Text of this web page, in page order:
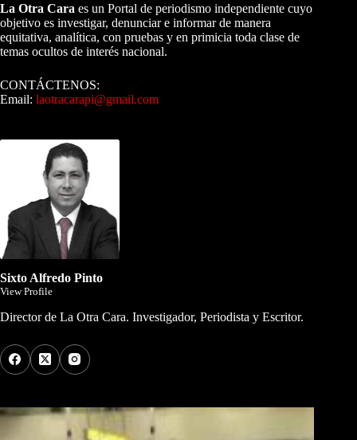
La Otra Cara es un Portal de periodismo independiente cuyo
objetivo es investigar, denunciar e informar de manera
equitativa, analítica, con pruebas y en primicia toda clase de
temas ocultos de interés nacional.
CONTÁCTENOS:
Email: laotracarapi@gmail.com
Sixto Alfredo Pinto
View Profile
Director de La Otra Cara. Investigador, Periodista y Escritor.